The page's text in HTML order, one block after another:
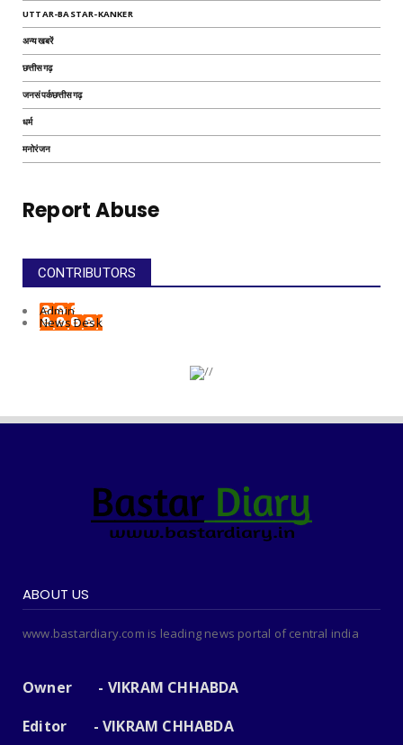
UTTAR-BASTAR-KANKER
अन्यखबरें
छत्तीसगढ़
जनसंपर्कछत्तीसगढ़
धर्म
मनोरंजन
Report Abuse
CONTRIBUTORS
Admin
News Desk
ABOUT US
www.bastardiary.com is leading news portal of central india
Owner - VIKRAM CHHABDA
Editor - VIKRAM CHHABDA